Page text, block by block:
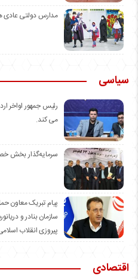
مدارس دولتی عادی
سیاسی
رئیس جمهور اواخر
می کند.
سرمایه‌گذار بخش
️پیام تبریک معاون
سازمان بنادر و
پیروزی انقلاب
اقتصادی